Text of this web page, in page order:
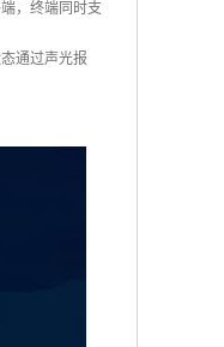
，终端同时支
通过声光报